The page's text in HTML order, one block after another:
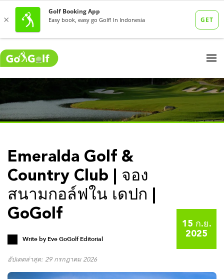
Emeralda Golf &
Country Club | จอง
สนามกอล์ฟใน เดปก |
GoGolf
15 ก.ย.
2025
Write by Eve GoGolf Editorial
อัปเดตล่าสุด: 29 กรกฎาคม 2026